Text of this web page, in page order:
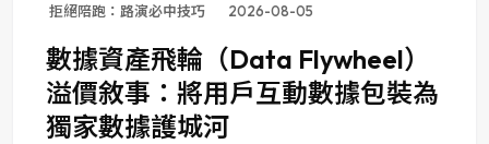
拒絕陪跑：路演必中技巧 2026-08-05
數據資產飛輪（Data Flywheel）
溢價敘事：將用戶互動數據包裝為
獨家數據護城河